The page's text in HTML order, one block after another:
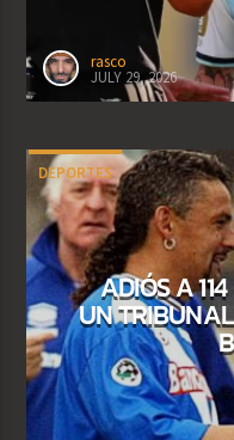
rasco
JULY 29, 2026
DEPORTES
ADIÓS A
UN